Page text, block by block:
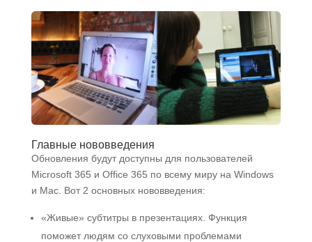
Главные нововведения
Обновления будут доступны для пользователей
Microsoft 365 и Office 365 по всему миру на Windows
и Mac. Вот 2 основных нововведения:
«Живые» субтитры в презентациях. Функция
поможет людям со слуховыми проблемами